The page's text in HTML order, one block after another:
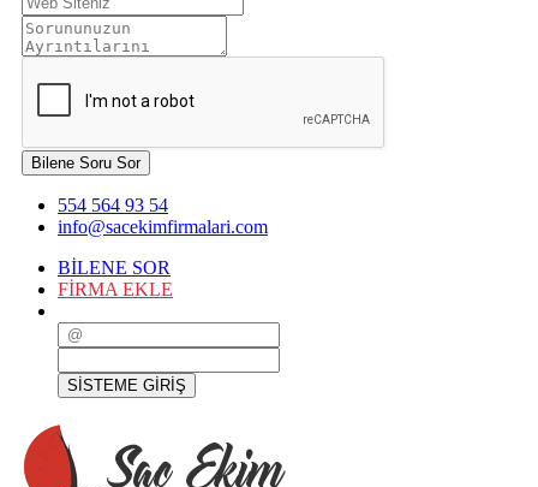
Bilene Soru Sor
554 564 93 54
info@sacekimfirmalari.com
BİLENE SOR
FİRMA EKLE
SİSTEME GİRİŞ